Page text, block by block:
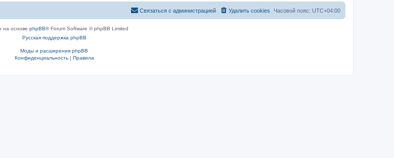
Часовой пояс: UTC+04:00
Удалить cookies
Связаться с администрацией
на основе phpBB® Forum Software © phpBB Limited
Русская поддержка phpBB
Моды и расширения phpBB
Конфиденциальность| Правила